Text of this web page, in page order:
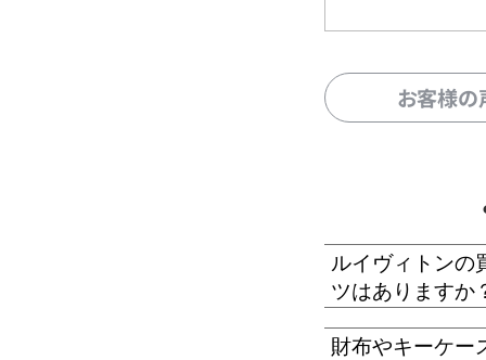
お客様
ルイヴィトンの
ツはありますか
財布やキーケー